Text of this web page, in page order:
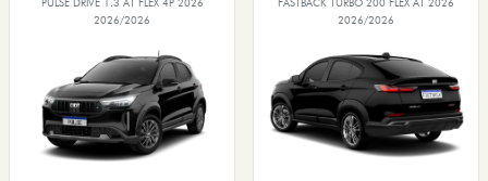
PULSE DRIVE 1.3 AT FLEX 4P 2026
2026/2026
FASTBACK TURBO 200 FLEX AT 2026
2026/2026